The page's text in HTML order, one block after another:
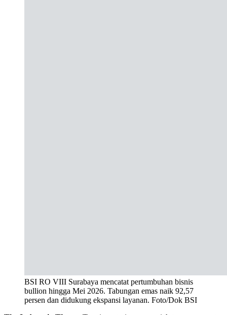
BSI RO VIII Surabaya mencatat pertumbuhan bisnis
bullion hingga Mei 2026. Tabungan emas naik 92,57
persen dan didukung ekspansi layanan. Foto/Dok BSI